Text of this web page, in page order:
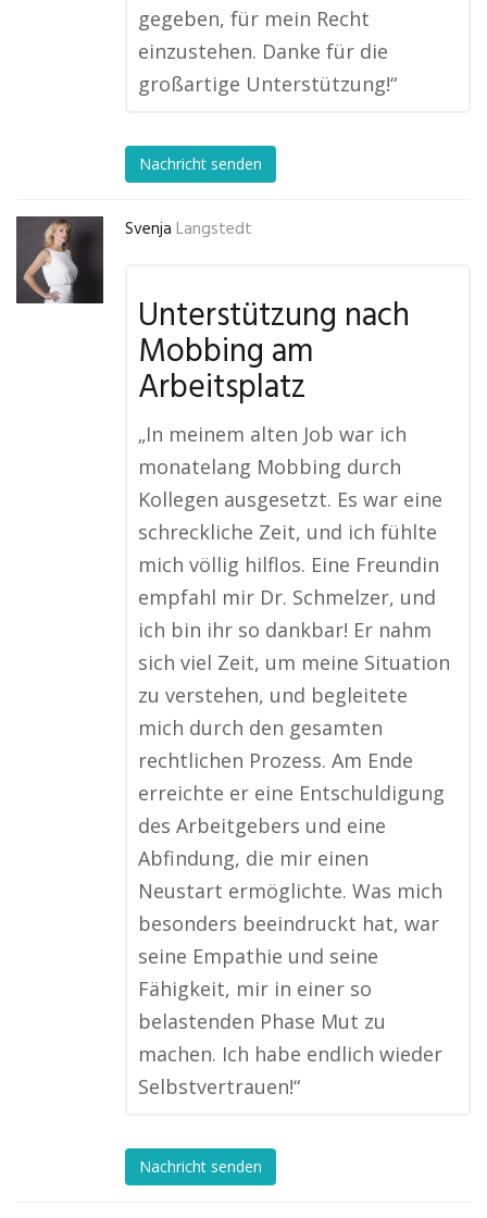
gegeben, für mein Recht
einzustehen. Danke für die
großartige Unterstützung!“
Nachricht senden
Svenja Langstedt
Unterstützung nach
Mobbing am
Arbeitsplatz
„In meinem alten Job war ich
monatelang Mobbing durch
Kollegen ausgesetzt. Es war eine
schreckliche Zeit, und ich fühlte
mich völlig hilflos. Eine Freundin
empfahl mir Dr. Schmelzer, und
ich bin ihr so dankbar! Er nahm
sich viel Zeit, um meine Situation
zu verstehen, und begleitete
mich durch den gesamten
rechtlichen Prozess. Am Ende
erreichte er eine Entschuldigung
des Arbeitgebers und eine
Abfindung, die mir einen
Neustart ermöglichte. Was mich
besonders beeindruckt hat, war
seine Empathie und seine
Fähigkeit, mir in einer so
belastenden Phase Mut zu
machen. Ich habe endlich wieder
Selbstvertrauen!“
Nachricht senden